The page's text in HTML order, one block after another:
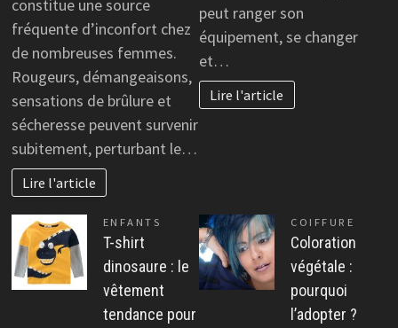
constitue une source
fréquente d’inconfort chez
de nombreuses femmes.
Rougeurs, démangeaisons,
sensations de brûlure et
sécheresse peuvent survenir
subitement, perturbant le…
Lire l'article
peut ranger son
équipement, se changer
et…
Lire l'article
ENFANTS
T-shirt
dinosaure : le
vêtement
tendance pour
COIFFURE
Coloration
végétale :
pourquoi
l’adopter ?